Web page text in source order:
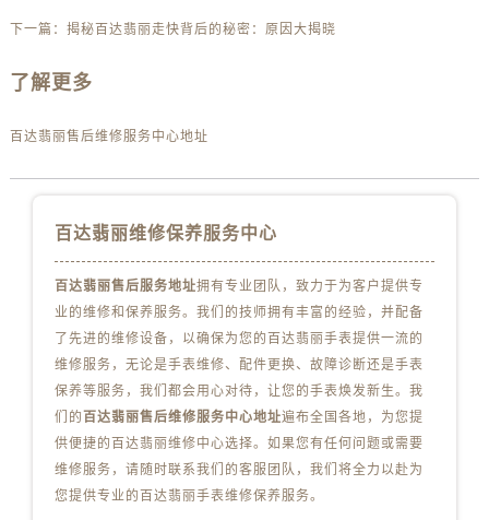
江苏省徐州市鼓楼区淮海东路29号苏宁广场IFC国际金融中心35层3508室百达翡丽售后服务中心（需提前预约）
下一篇： 揭秘百达翡丽走快背后的秘密：原因大揭晓
了解更多
百达翡丽售后维修服务中心地址
百达翡丽维修保养服务中心
百达翡丽售后服务地址拥有专业团队，致力于为客户提供专
业的维修和保养服务。我们的技师拥有丰富的经验，并配备
了先进的维修设备，以确保为您的百达翡丽手表提供一流的
维修服务，无论是手表维修、配件更换、故障诊断还是手表
保养等服务，我们都会用心对待，让您的手表焕发新生。我
们的 百达翡丽售后维修服务中心地址遍布全国各地，为您提
供便捷的百达翡丽维修中心选择。如果您有任何问题或需要
维修服务，请随时联系我们的客服团队，我们将全力以赴为
您提供专业的百达翡丽手表维修保养服务。